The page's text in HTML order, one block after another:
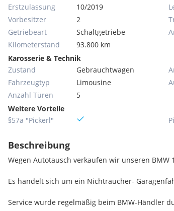
Erstzulassung
10/2019
Vorbesitzer
2
Getriebeart
Schaltgetriebe
Kilometerstand
93.800 km
Karosserie & Technik
Zustand
Gebrauchtwagen
Fahrzeugtyp
Limousine
Anzahl Türen
5
Weitere Vorteile
§57a "Pickerl"
Beschreibung
Wegen Autotausch verkaufen wir unseren BMW
Es handelt sich um ein Nichtraucher-
Service wurde regelmäßig beim BMW-Händler